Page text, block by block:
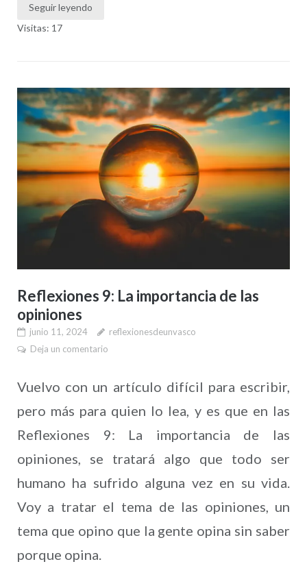
Seguir leyendo
Visitas: 17
Reflexiones 9: La importancia de las
opiniones
junio 11, 2024
reflexionesdeunvasco
Deja un comentario
Vuelvo con un artículo difícil para escribir,
pero más para quien lo lea, y es que en las
Reflexiones 9: La importancia de las
opiniones, se tratará algo que todo ser
humano ha sufrido alguna vez en su vida.
Voy a tratar el tema de las opiniones, un
tema que opino que la gente opina sin saber
porque opina.